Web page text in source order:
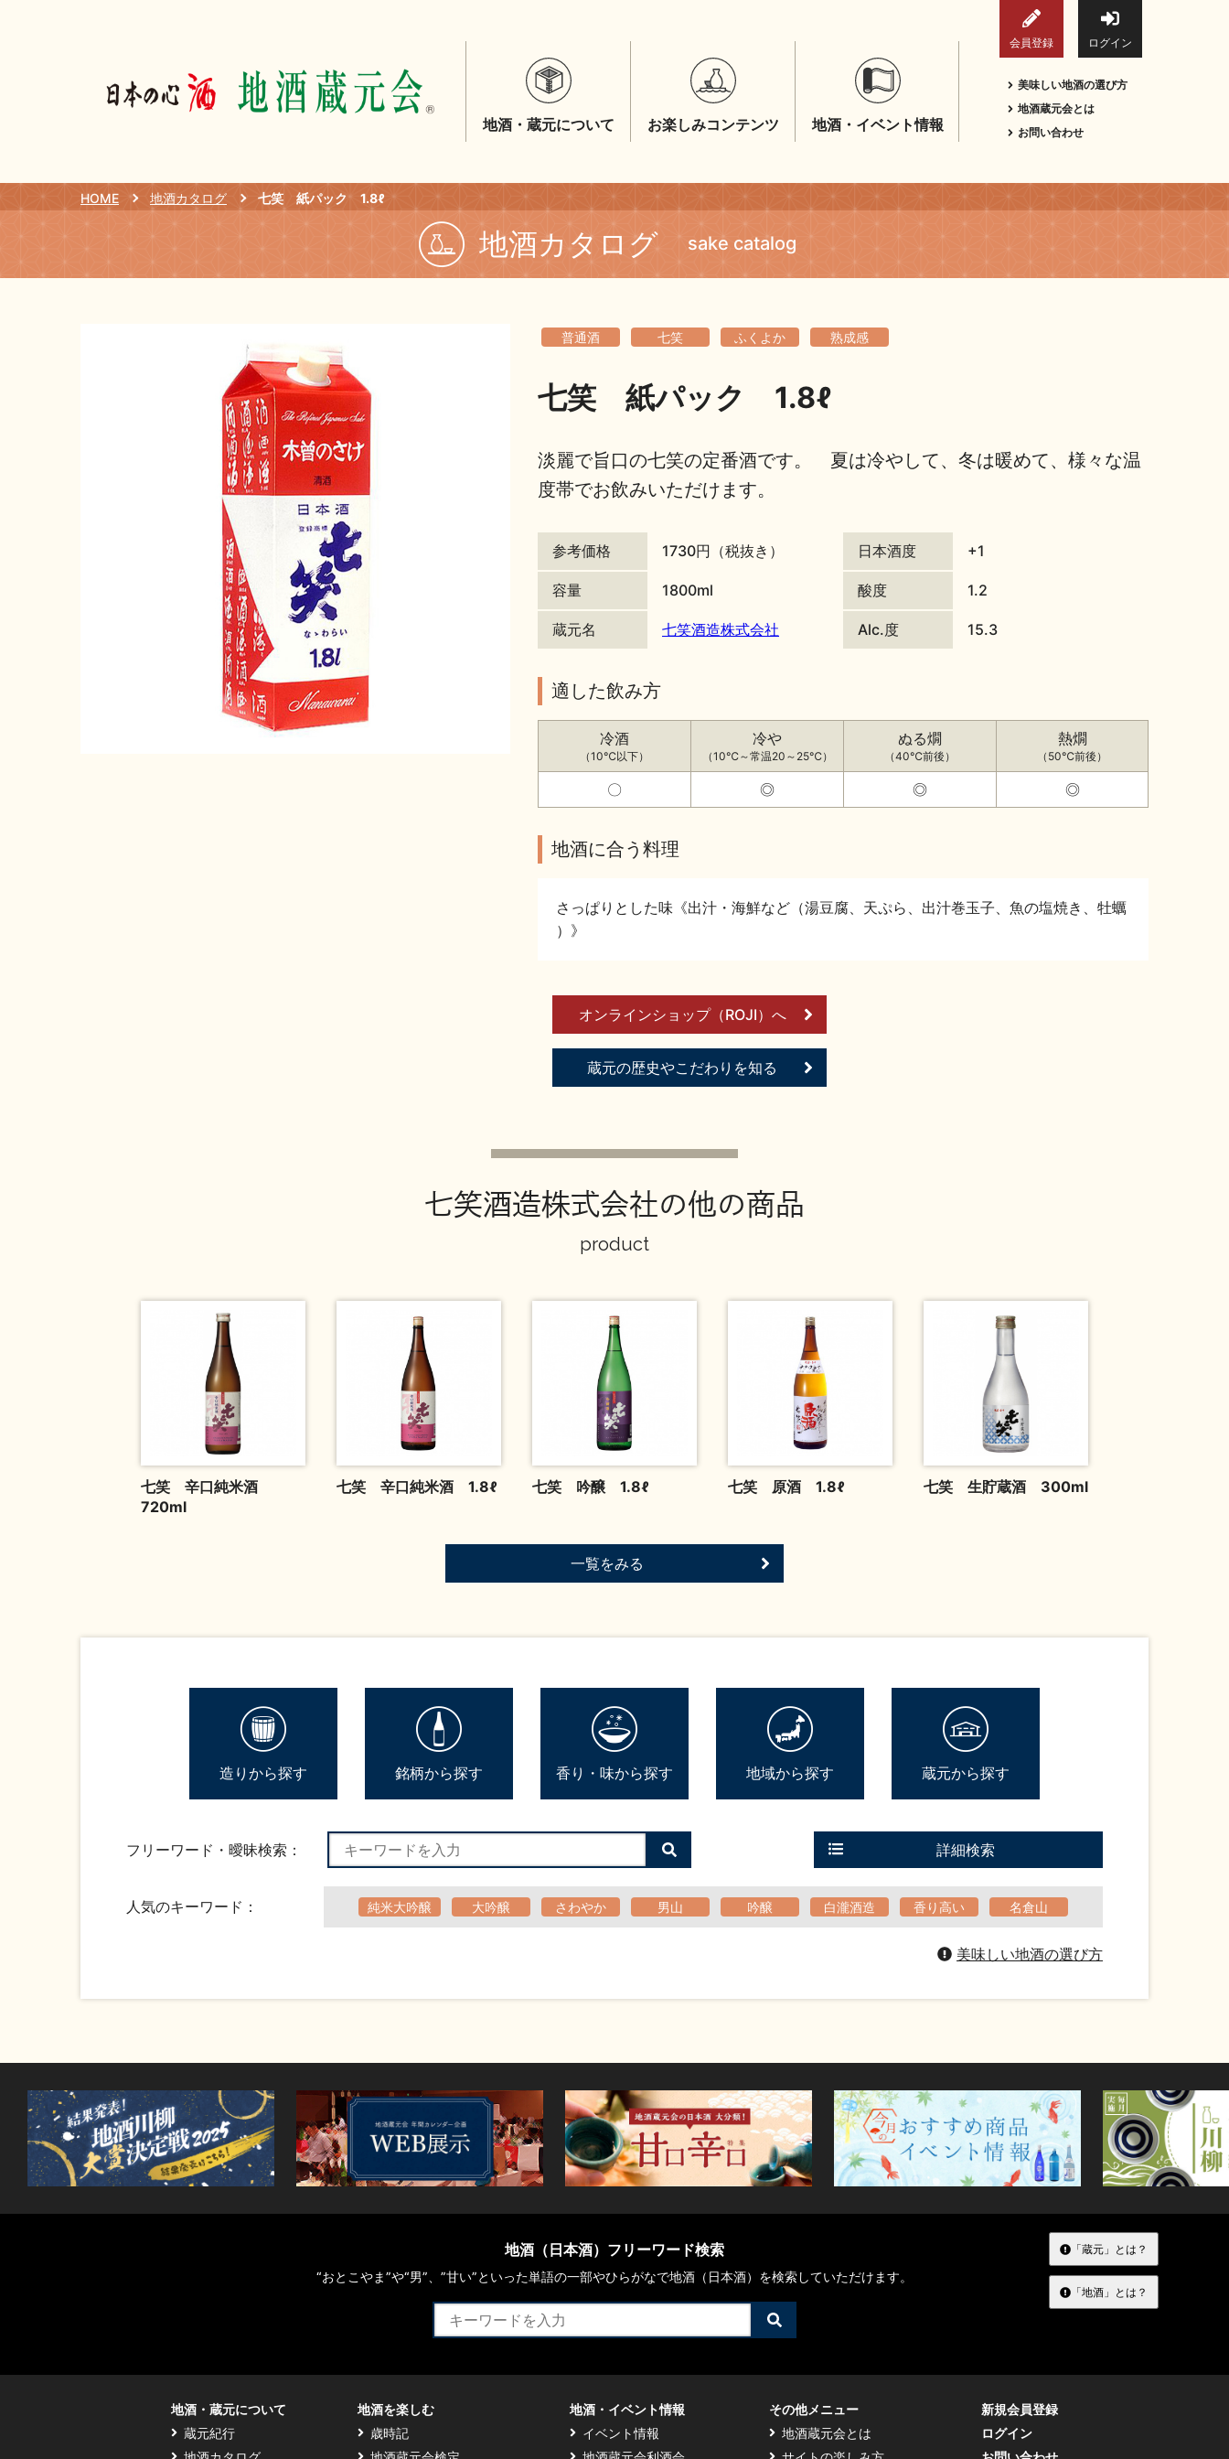
会員登録 ログイン
地酒・蔵元について お楽しみコンテンツ 地酒・イベント情報
美味しい地酒の選び方
地酒蔵元会とは
お問い合わせ
HOME 地酒カタログ 七笑 紙パック 1.8ℓ
地酒カタログ sake catalog
普通酒 七笑 ふくよか 熟成感
七笑 紙パック 1.8ℓ
淡麗で旨口の七笑の定番酒です。 夏は冷やして、冬は暖めて、様々な温
度帯でお飲みいただけます。
参考価格 1730円（税抜き）
容量 1800ml
蔵元名 七笑酒造株式会社
日本酒度 +1
酸度 1.2
Alc.度 15.3
適した飲み方
冷酒
（10℃以下）
冷や
（10℃～常温20～25℃）
ぬる燗
（40℃前後）
熱燗
（50℃前後）
〇 ◎ ◎ ◎
地酒に合う料理
さっぱりとした味《出汁・海鮮など（湯豆腐、天ぷら、出汁巻玉子、魚の塩焼き、牡蠣
）》
オンラインショップ（ROJI）へ
蔵元の歴史やこだわりを知る
七笑酒造株式会社の他の商品
product
七笑 辛口純米酒
720ml
七笑 辛口純米酒 1.8ℓ 七笑 吟醸 1.8ℓ 七笑 原酒 1.8ℓ 七笑 生貯蔵酒 300ml
一覧をみる
造りから探す 銘柄から探す 香り・味から探す 地域から探す 蔵元から探す
フリーワード・曖昧検索：
検
索
る
詳細検索
人気のキーワード： 純米大吟醸 大吟醸 さわやか 男山 吟醸 白瀧酒造 香り高い 名倉山
美味しい地酒の選び方
地酒（日本酒）フリーワード検索
“おとこやま”や“男”、”甘い”といった単語の一部やひらがなで地酒（日本酒）を検索していただけます。
検
索
「蔵元」とは？
「地酒」とは？
地酒・蔵元について
蔵元紀行
地酒を楽しむ
歳時記
地酒・イベント情報
イベント情報
その他メニュー
地酒蔵元会とは
新規会員登録
ログイン